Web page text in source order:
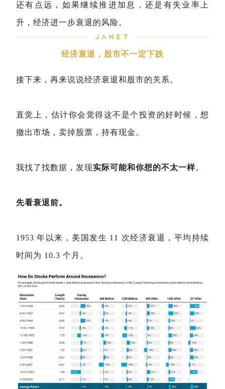
还有点远，如果继续推进加息，还是有失业率上
升，经济进一步衰退的风险。
经济衰退，股市不一定下跌
接下来，再来说说经济衰退和股市的关系。
直觉上，估计你会觉得这不是个投资的好时候，想
撤出市场，卖掉股票，持有现金。
我找了找数据，发现实际可能和你想的不太一样。
先看衰退前。
1953 年以来，美国发生 11 次经济衰退，平均持续
时间为 10.3 个月。